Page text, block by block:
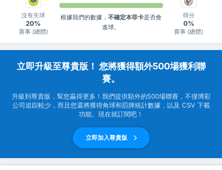
沒有失球
20%
賽事 (總體)
根據我們的數據， 不確定本菲卡是否會
進球。
得分
0%
賽事 (總體)
立即升級至尊貴版！ 您將獲得額外500場獲利聯
賽。
升級到尊貴版，幫您贏得更多！我們提供額外的500場聯賽，不僅博彩
公司追踪較少，而且您還將獲得角球和罰牌統計數據，以及 CSV 下載
功能。現在就訂閱吧！
立即加入尊貴版